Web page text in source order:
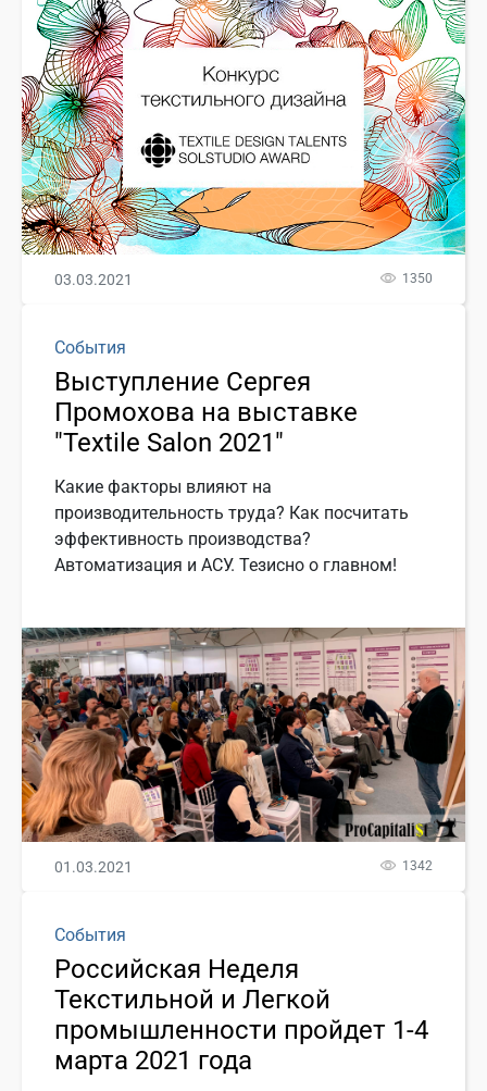
03.03.2021 1350
События
Выступление Сергея
Промохова на выставке
"Textile Salon 2021"
Какие факторы влияют на
производительность труда? Как посчитать
эффективность производства?
Автоматизация и АСУ. Тезисно о главном!
01.03.2021 1342
События
Российская Неделя
Текстильной и Легкой
промышленности пройдет 1-4
марта 2021 года